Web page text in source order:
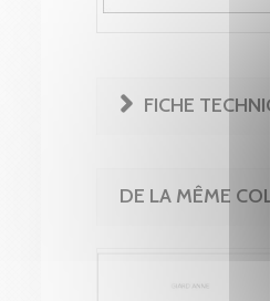
FICHE
DE LA MÊME